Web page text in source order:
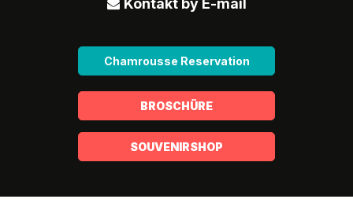
Kontakt by E-mail
Chamrousse Reservation
BROSCHÜRE
SOUVENIRSHOP